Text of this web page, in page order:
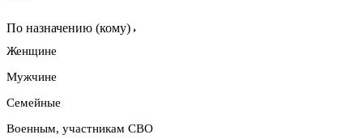
По назначению (кому)
Женщине
Мужчине
Семейные
Военным, участникам СВО